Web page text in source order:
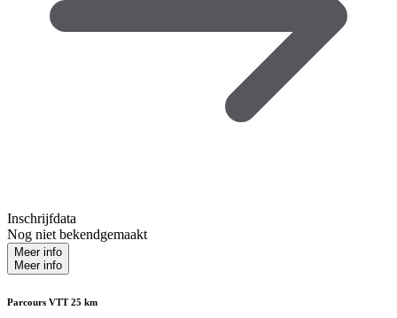
Inschrijfdata
Nog niet bekendgemaakt
Meer info
Meer info
Parcours VTT 25 km